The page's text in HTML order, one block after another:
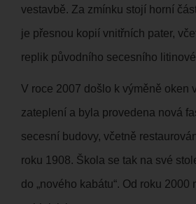
vestavbě. Za zmínku stojí horní
je přesnou kopií vnitřních pater,
replik původního secesního
V roce 2007 došlo k výměně oken
zateplení a byla provedena nová
secesní budovy, včetně
roku 1908. Škola se tak na své
do „nového kabátu“. Od roku 2000